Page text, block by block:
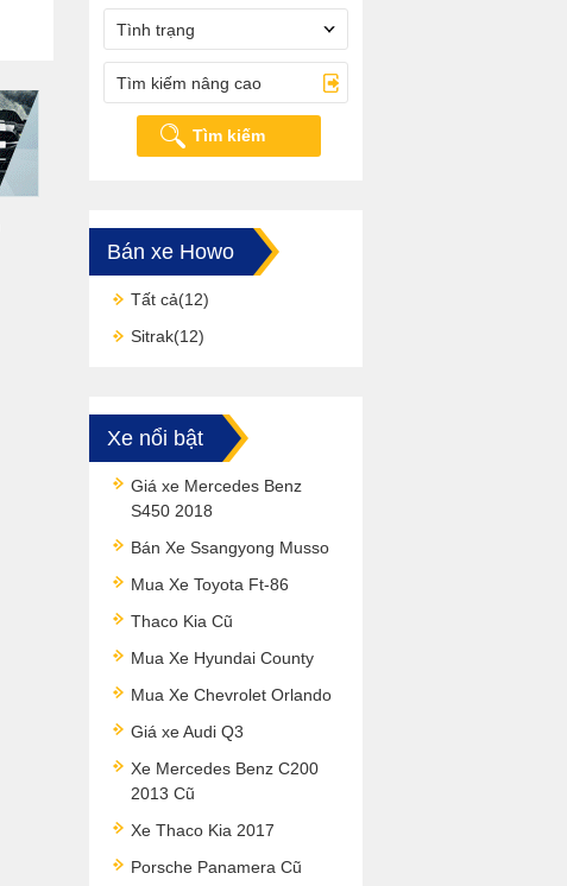
Tình trạng
Tìm kiếm nâng cao
Tìm kiếm
Bán xe Howo
Tất cả(12)
Sitrak(12)
Xe nổi bật
Giá xe Mercedes Benz
S450 2018
Bán Xe Ssangyong Musso
Mua Xe Toyota Ft-86
Thaco Kia Cũ
Mua Xe Hyundai County
Mua Xe Chevrolet Orlando
Giá xe Audi Q3
Xe Mercedes Benz C200
2013 Cũ
Xe Thaco Kia 2017
Porsche Panamera Cũ